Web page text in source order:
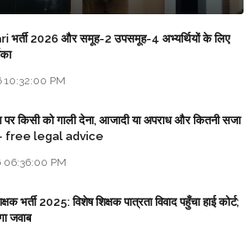
भर्ती 2026 और समूह-2 उपसमूह-4 अभ्यर्थियों के लिए
PM
पर किसी को गाली देना, आजादी या अपराध और कितनी सजा
- free legal advice
PM
भर्ती 2025: विशेष शिक्षक पात्रता विवाद पहुँचा हाई कोर्ट;
जवाब